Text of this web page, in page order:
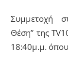
Συμμετοχή
Θέση” της
18:40μ.μ.